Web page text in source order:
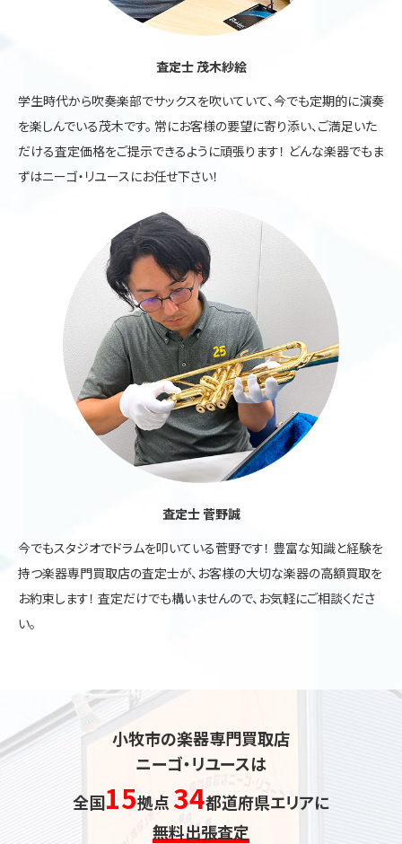
査定士 茂木紗絵
学生時代から吹奏楽部でサックスを吹いていて、今でも定期的に演奏
を楽しんでいる茂木です。 常にお客様の要望に寄り添い、ご満足いた
だける査定価格をご提示できるように頑張ります！ どんな楽器でもま
ずはニーゴ・リユースにお任せ下さい！
査定士 菅野誠
今でもスタジオでドラムを叩いている菅野です！ 豊富な知識と経験を
持つ楽器専門買取店の査定士が、お客様の大切な楽器の高額買取を
お約束します！ 査定だけでも構いませんので、お気軽にご相談くださ
い。
小牧市の楽器専門買取店
ニーゴ・リユースは
全国15拠点 34都道府県エリアに
無料出張査定